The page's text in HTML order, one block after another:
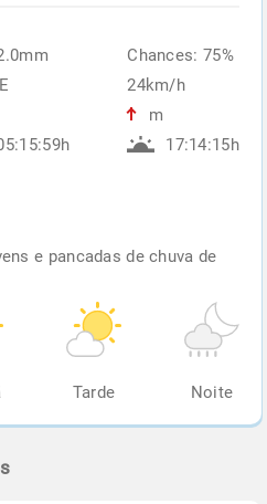
Chances: 75%
24km/h
m
17:14:15h
e pancadas de chuva de
Tarde Noite